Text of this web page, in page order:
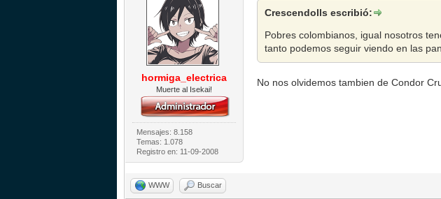
hormiga_electrica
Muerte al Isekai!
Mensajes: 8.158
Temas: 1.078
Registro en: 11-09-2008
Crescendolls escribió:
Pobres colombianos, igual nosotros
tanto podemos seguir viendo en las
No nos olvidemos tambien de Condor
WWW Buscar